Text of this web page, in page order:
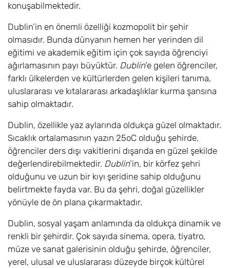
konuşabilmektedir.
Dublin’in en önemli özelliği kozmopolit bir şehir
olmasıdır. Bunda dünyanın hemen her yerinden dil
eğitimi ve akademik eğitim için çok sayıda öğrenciyi
ağırlamasının payı büyüktür. Dublin’e gelen öğrenciler,
farklı ülkelerden ve kültürlerden gelen kişileri tanıma,
uluslararası ve kıtalararası arkadaşlıklar kurma şansına
sahip olmaktadır.
Dublin, özellikle yaz aylarında oldukça güzel olmaktadır.
Sıcaklık ortalamasının yazın 25oC olduğu şehirde,
öğrenciler ders dışı vakitlerini dışarıda en güzel şekilde
değerlendirebilmektedir. Dublin’in, bir körfez şehri
olduğunu ve uzun bir kıyı şeridine sahip olduğunu
belirtmekte fayda var. Bu da şehri, doğal güzellikler
yönüyle de ön plana çıkarmaktadır.
Dublin, sosyal yaşam anlamında da oldukça dinamik ve
renkli bir şehirdir. Çok sayıda sinema, opera, tiyatro,
müze ve sanat galerisinin olduğu şehirde, öğrenciler,
yerel, ulusal ve uluslararası düzeyde birçok kültürel